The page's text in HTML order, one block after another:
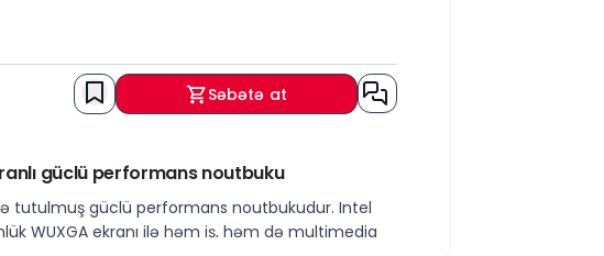
Səbətə at
güclü performans noutbuku
tutulmuş güclü performans noutbukudur. Intel
WUXGA ekranı ilə həm iş, həm də multimedia